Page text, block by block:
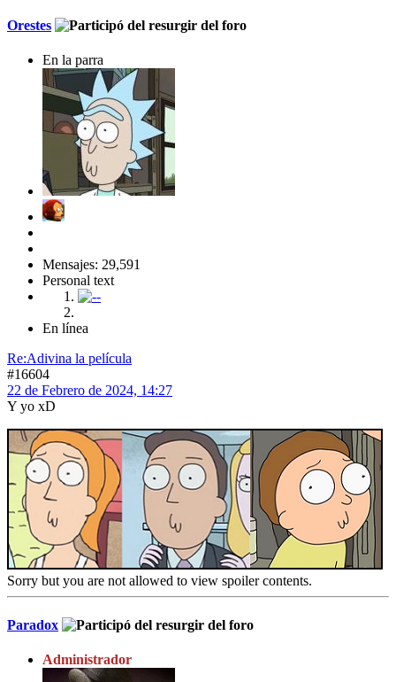
Orestes
En la parra
Mensajes: 29,591
Personal text
En línea
Re:Adivina la película
#16604
22 de Febrero de 2024, 14:27
Y yo xD
Sorry but you are not allowed to view spoiler contents.
Paradox
Administrador